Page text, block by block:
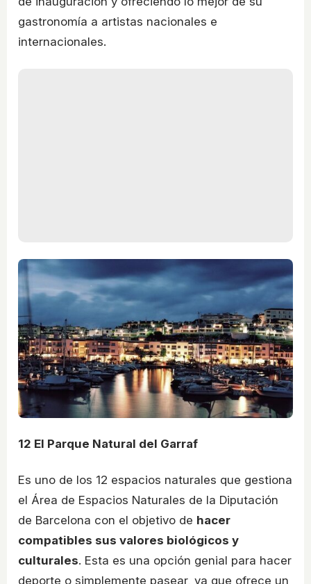
gastronomía a artistas nacionales e
internacionales.
12 El Parque Natural del Garraf
Es uno de los 12 espacios naturales que gestiona
el Área de Espacios Naturales de la Diputación
de Barcelona con el objetivo de hacer
compatibles sus valores biológicos y
culturales. Esta es una opción genial para hacer
deporte o simplemente pasear, ya que ofrece un